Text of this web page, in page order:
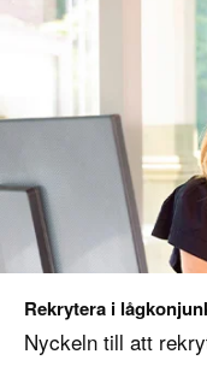
Rekrytera i
Nyckeln till att